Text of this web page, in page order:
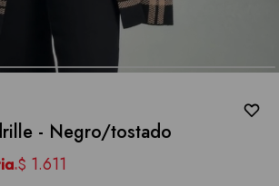
- Negro/tostado
$ 1.611